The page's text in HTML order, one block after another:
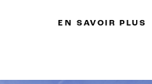
EN SAVOIR PLUS